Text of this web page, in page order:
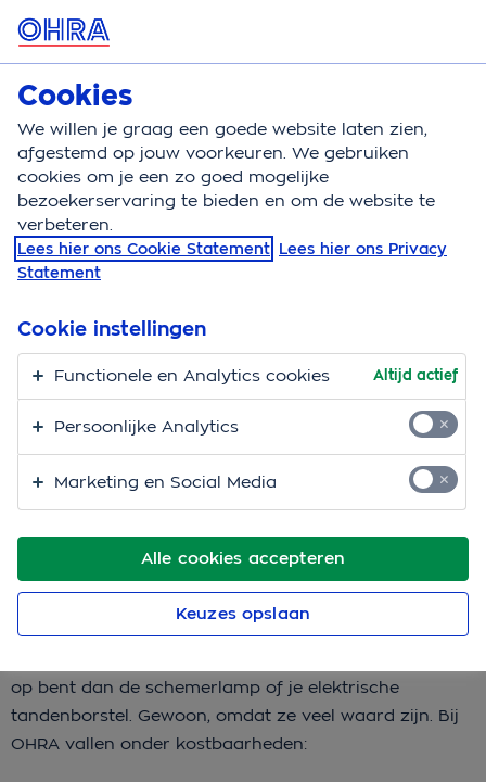
MENU
Inboedelverzekering
Inboedelverzekering Dekking
Kostbaarheden
verzekeren
dan je koffiemachine of kaarsenkandelaar?
Bijvoorbeeld een gouden ring van oma, klassieke
concertvleugel of originele Herman Brood? Dan ben je
daar zuinig op en wil je die natuurlijk goed verzekeren.
Dat kan eenvoudig met deOHRA Inboedelverzekering
Hoe het verzekeren van kostbaarheden werkt en wat
je vergoed krijgt als het toch misgaat, leggen we uit.
Wat zijn kostbaarheden
eigenlijk?
op bent dan de schemerlamp of je elektrische
tandenborstel. Gewoon, omdat ze veel waard zijn. Bij
OHRA vallen onder kostbaarheden:
Cookies
We willen je graag een goede website laten zien,
afgestemd op jouw voorkeuren. We gebruiken
cookies om je een zo goed mogelijke
bezoekerservaring te bieden en om de website te
verbeteren.
Lees hier ons Cookie Statement Lees hier ons Privacy
Statement
Alle cookies accepteren
Cookie instellingen
Functionele en Analytics cookies Altijd actief
Persoonlijke Analytics
Marketing en Social Media
Keuzes opslaan